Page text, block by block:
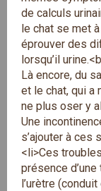
de calculs
le chat se met
éprouver des
lorsqu’il
Là encore, du
et le chat, qui a
ne plus oser y
Une
s’ajouter à ces
<li>Ces
présence
l’urètre